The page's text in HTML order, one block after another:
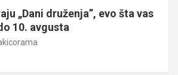
„Dani druženja”, evo šta vas
10. avgusta